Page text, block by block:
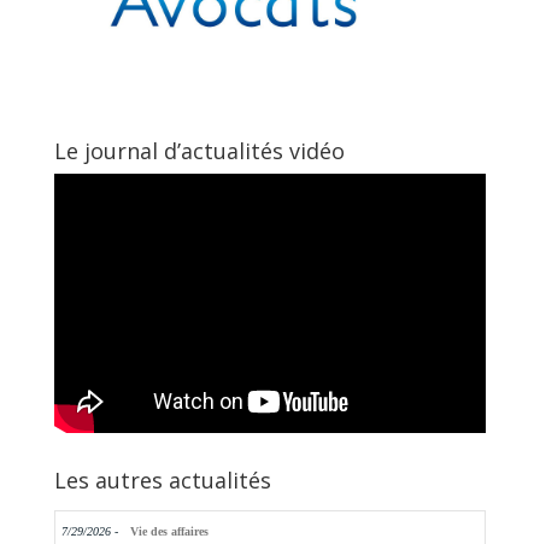
Le journal d’actualités vidéo
Les autres actualités
7/29/2026 - Vie des affaires